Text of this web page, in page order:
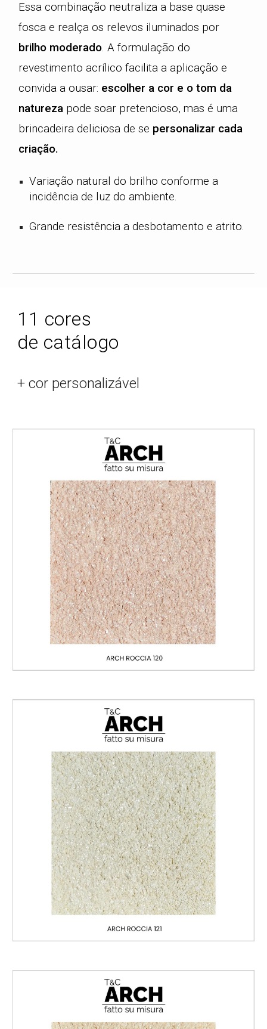
Essa combinação neutraliza a base quase
fosca e realça os relevos iluminados por
brilho moderado. A formulação do
revestimento acrílico facilita a aplicação e
convida a ousar: escolher a cor e o tom da
naturezapode soar pretencioso, mas é uma
brincadeira deliciosa de se personalizar cada
criação.
Variação natural do brilho conforme a
incidência de luz do ambiente.
Grande resistência a desbotamento e atrito.
1 1 cores
de catálogo
+ cor personalizável